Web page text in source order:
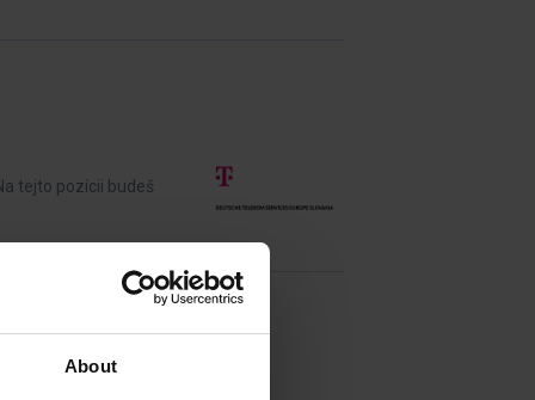
About
tejto pozícii budeš